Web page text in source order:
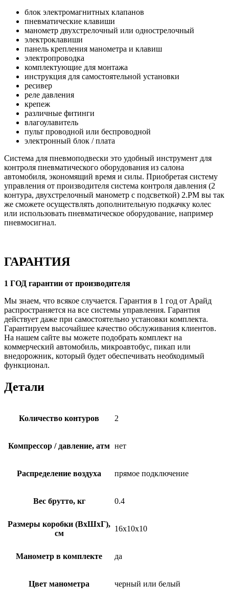
блок электромагнитных клапанов
пневматические клавиши
манометр двухстрелочный или однострелочный
электроклавиши
панель крепления манометра и клавиш
электропроводка
комплектующие для монтажа
инструкция для самостоятельной установки
ресивер
реле давления
крепеж
различные фитинги
влагоулавитель
пульт проводной или беспроводной
электронный блок / плата
Система для пневмоподвески это удобный инструмент для
контроля пневматического оборудования из салона
автомобиля, экономящий время и силы. Приобретая систему
управления от производителя система контроля давления (2
контура, двухстрелочный манометр с подсветкой) 2.PM вы так
же сможете осуществлять дополнительную подкачку колес
или использовать пневматическое оборудование, например
пневмосигнал.
ГАРАНТИЯ
1 ГОД гарантии от производителя
Мы знаем, что всякое случается. Гарантия в 1 год от Арайд
распространяется на все системы управления. Гарантия
действует даже при самостоятельно установки комплекта.
Гарантируем высочайшее качество обслуживания клиентов.
На нашем сайте вы можете подобрать комплект на
коммерческий автомобиль, микроавтобус, пикап или
внедорожник, который будет обеспечивать необходимый
функционал.
Детали
Количество контуров 2
Компрессор / давление, атм нет
Распределение воздуха прямое подключение
Вес брутто, кг 0.4
Размеры коробки (ВхШхГ),
см
16x10x10
Манометр в комплекте да
Цвет манометра черный или белый